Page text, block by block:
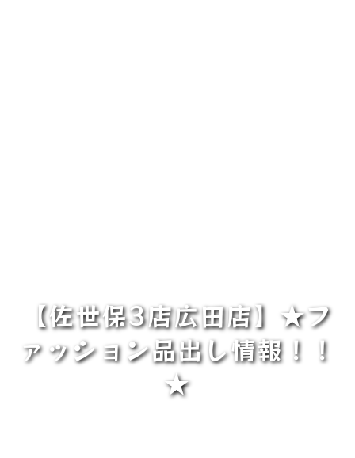
【佐世保3店広田店】★フ
ァッション品出し情報！！
★